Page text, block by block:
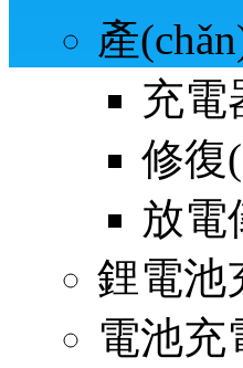
產
充電
修復
放電
鋰電池
電池充